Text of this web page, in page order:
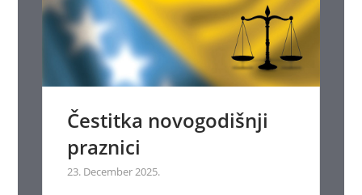
Čestitka novogodišnji
praznici
23. December 2025.